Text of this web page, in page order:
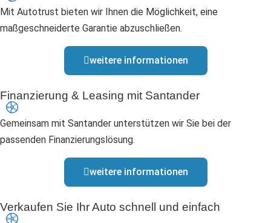
Mit Autotrust bieten wir Ihnen die Möglichkeit, eine
maßgeschneiderte Garantie abzuschließen.
weitere informationen
Finanzierung & Leasing mit Santander
Gemeinsam mit Santander unterstützen wir Sie bei der
passenden Finanzierungslösung.
weitere informationen
Verkaufen Sie Ihr Auto schnell und einfach